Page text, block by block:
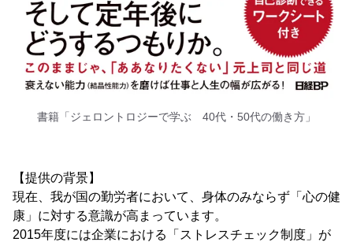
書籍「ジェロントロジーで学ぶ 40代・50代の働き方」
【提供の背景】
現在、我が国の勤労者において、身体のみならず「心の健
康」に対する意識が高まっています。
2015年度には企業における「ストレスチェック制度」が